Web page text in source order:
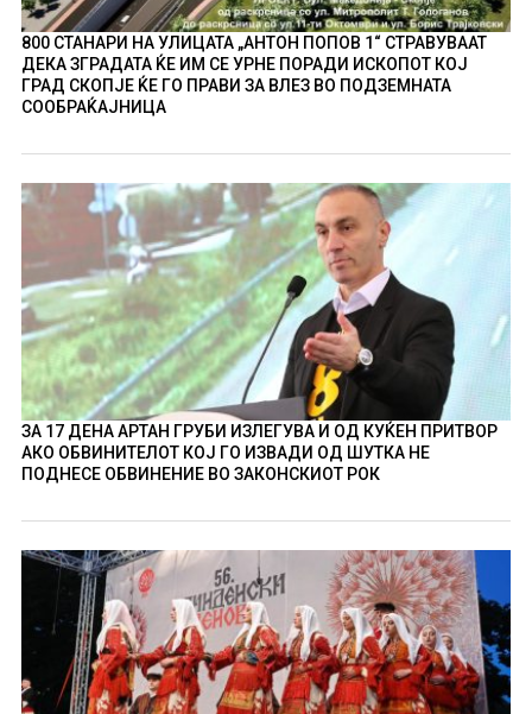
800 СТАНАРИ НА УЛИЦАТА „АНТОН ПОПОВ 1“ СТРАВУВААТ
ДЕКА ЗГРАДАТА ЌЕ ИМ СЕ УРНЕ ПОРАДИ ИСКОПОТ КОЈ
ГРАД СКОПЈЕ ЌЕ ГО ПРАВИ ЗА ВЛЕЗ ВО ПОДЗЕМНАТА
СООБРАЌАЈНИЦА
ЗА 17 ДЕНА АРТАН ГРУБИ ИЗЛЕГУВА И ОД КУЌЕН ПРИТВОР
АКО ОБВИНИТЕЛОТ КОЈ ГО ИЗВАДИ ОД ШУТКА НЕ
ПОДНЕСЕ ОБВИНЕНИЕ ВО ЗАКОНСКИОТ РОК